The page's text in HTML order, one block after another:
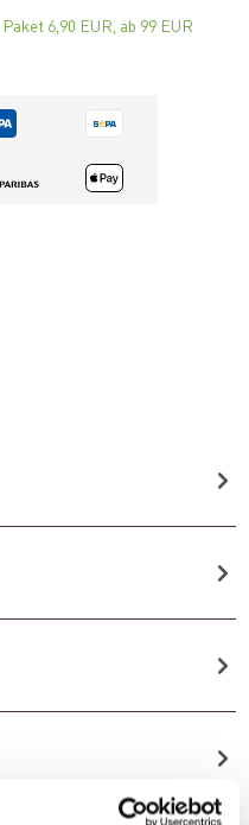
6,90 EUR, ab 99 EUR